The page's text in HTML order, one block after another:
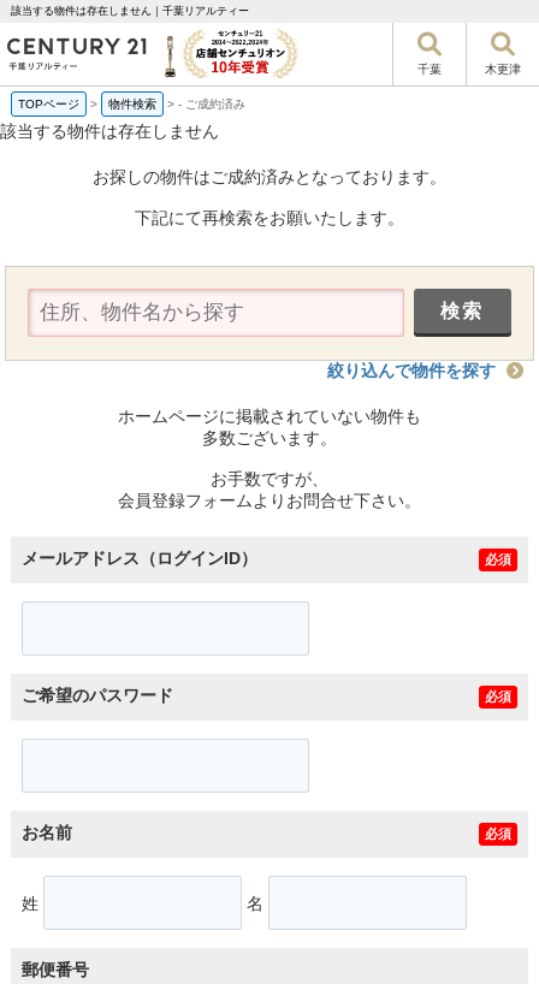
該当する物件は存在しません｜千葉リアルティー
千葉 木更津
TOPページ > 物件検索 >- ご成約済み
該当する物件は存在しません
お探しの物件はご成約済みとなっております。
下記にて再検索をお願いたします。
絞り込んで物件を探す
ホームページに掲載されていない物件も
多数ございます。
お手数ですが、
会員登録フォームよりお問合せ下さい。
メールアドレス（ログインID） 必須
ご希望のパスワード 必須
お名前 必須
姓 名
郵便番号